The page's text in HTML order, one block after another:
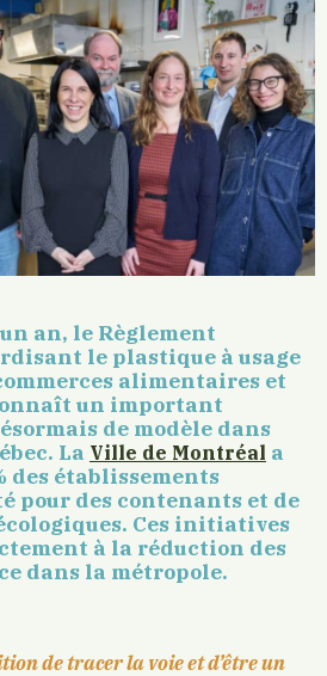
an, le Règlement
le plastique à usage
alimentaires et
un important
de modèle dans
La Ville de Montréal a
des établissements
pour des contenants et de
Ces initiatives
à la réduction des
dans la métropole.
de tracer la voie et d’être un